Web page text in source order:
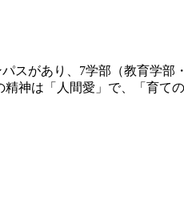
があり、7学部（教育学部
神は「人間愛」で、「育て